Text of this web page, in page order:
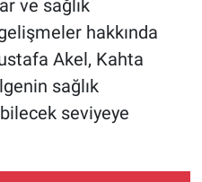
ve sağlık
hakkında
Akel, Kahta
sağlık
seviyeye